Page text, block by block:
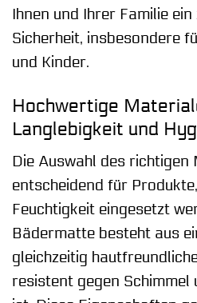
Ihnen und Ihrer Familie
Sicherheit, insbesondere
und Kinder.
Hochwertige
Langlebigkeit und
Die Auswahl des
entscheidend für
Feuchtigkeit eingesetzt
Bädermatte besteht aus
gleichzeitig
resistent gegen Schimmel